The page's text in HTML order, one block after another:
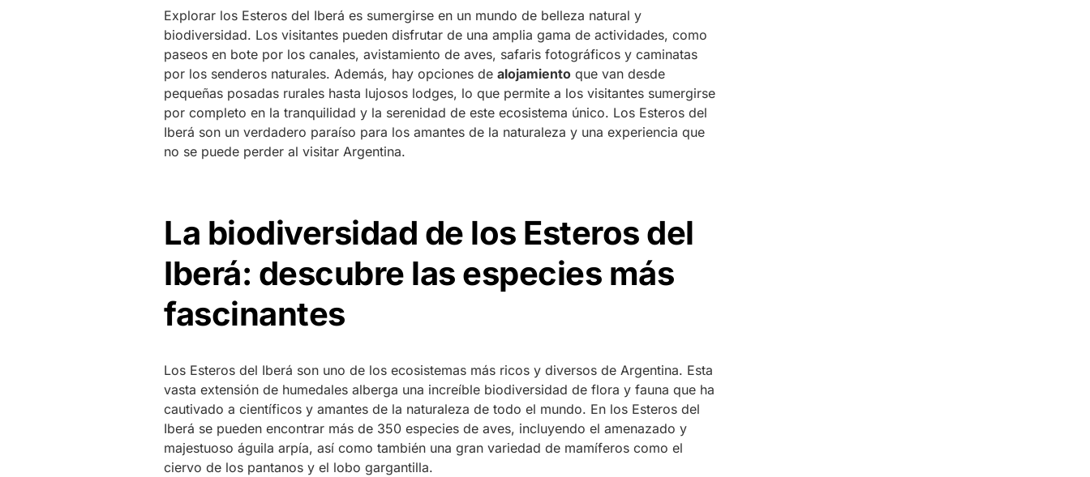
Explorar los Esteros del Iberá es sumergirse en un mundo de belleza natural y
biodiversidad. Los visitantes pueden disfrutar de una amplia gama de actividades, como
paseos en bote por los canales, avistamiento de aves, safaris fotográficos y caminatas
por los senderos naturales. Además, hay opciones de alojamiento que van desde
pequeñas posadas rurales hasta lujosos lodges, lo que permite a los visitantes sumergirse
por completo en la tranquilidad y la serenidad de este ecosistema único. Los Esteros del
Iberá son un verdadero paraíso para los amantes de la naturaleza y una experiencia que
no se puede perder al visitar Argentina.
La biodiversidad de los Esteros del
Iberá: descubre las especies más
fascinantes
Los Esteros del Iberá son uno de los ecosistemas más ricos y diversos de Argentina. Esta
vasta extensión de humedales alberga una increíble biodiversidad de flora y fauna que ha
cautivado a científicos y amantes de la naturaleza de todo el mundo. En los Esteros del
Iberá se pueden encontrar más de 350 especies de aves, incluyendo el amenazado y
majestuoso águila arpía, así como también una gran variedad de mamíferos como el
ciervo de los pantanos y el lobo gargantilla.